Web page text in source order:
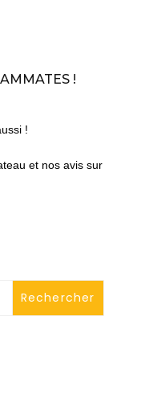
!
!
et nos avis sur